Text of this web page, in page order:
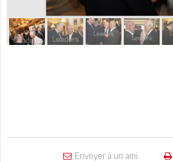
Envoyer à un ami